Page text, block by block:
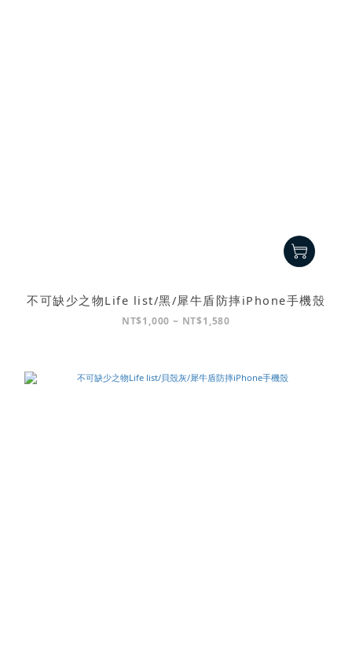
不可缺少之物Life list/黑/犀牛盾防摔iPhone手機殼
NT$1,000 ~ NT$1,580